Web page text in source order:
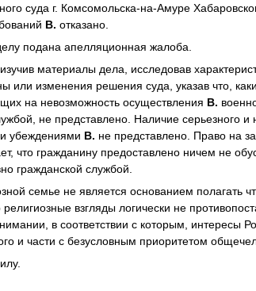
суда г. Комсомольска-на-Амуре
В. отказано.
подана апелляционная жалоба.
материалы дела, исследовав
или изменения решения суда, указав что,
на невозможность осуществления В.
не представлено. Наличие серьезного
убеждениями В. не представлено. Право на
что гражданину предоставлено ничем не
гражданской службой.
семье не является основанием полагать
взгляды логически не
в соответствии с которым, интересы
и части с безусловным приоритетом